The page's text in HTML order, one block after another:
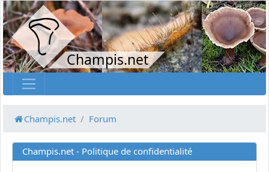
Champis.net
Champis.net Forum
Champis.net - Politique de confidentialité